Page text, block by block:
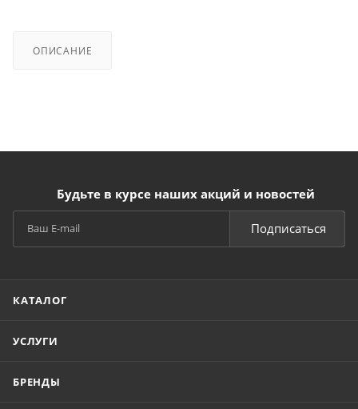
ОПИСАНИЕ
Будьте в курсе наших акций и новостей
Подписаться
КАТАЛОГ
УСЛУГИ
БРЕНДЫ